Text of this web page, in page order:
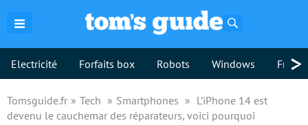
Electricité Forfaits box Robots Windows >
Tomsguide.fr Tech Smartphones
L’iPhone 14 est
devenu le cauchemar des réparateurs, voici pourquoi